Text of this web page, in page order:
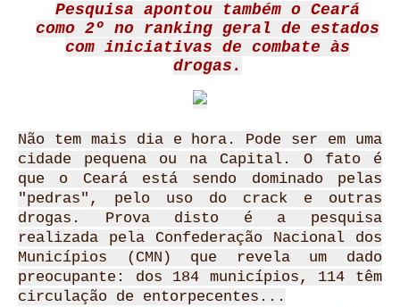
Pesquisa apontou também o Ceará
como 2º no ranking geral de estados
com iniciativas de combate às
drogas.
Não tem mais dia e hora. Pode ser em uma
cidade pequena ou na Capital. O fato é
que o Ceará está sendo dominado pelas
"pedras", pelo uso do crack e outras
drogas. Prova disto é a pesquisa
realizada pela Confederação Nacional dos
Municípios (CMN) que revela um dado
preocupante: dos 184 municípios, 114 têm
circulação de entorpecentes...